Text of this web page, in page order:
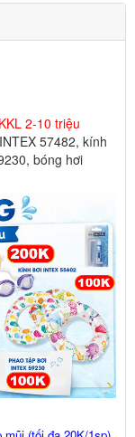
2-10 triệu
57482, kính
bóng hơi